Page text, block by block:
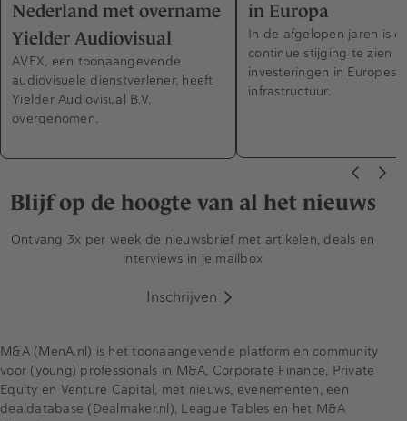
Nederland met overname
Yielder Audiovisual
AVEX, een toonaangevende
audiovisuele dienstverlener, heeft
Yielder Audiovisual B.V.
overgenomen.
in Europa
In de afgelopen jaren is
continue stijging te zien in
investeringen in Europese
infrastructuur.
Blijf op de hoogte van al het nieuws
Ontvang 3x per week de nieuwsbrief met artikelen, deals en
interviews in je mailbox
Inschrijven
M&A (MenA.nl) is het toonaangevende platform en community
voor (young) professionals in M&A, Corporate Finance, Private
Equity en Venture Capital, met nieuws, evenementen, een
dealdatabase (Dealmaker.nl), League Tables en het M&A